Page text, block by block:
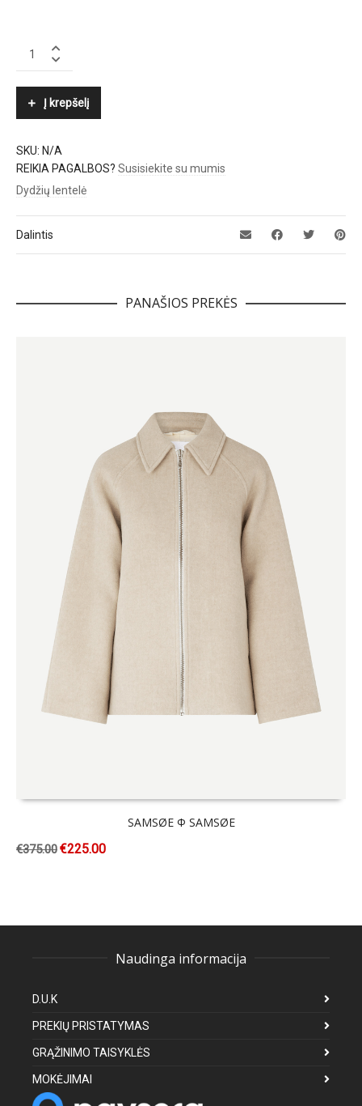
TWINSET
quantity
Į krepšelį
SKU: N/A
REIKIA PAGALBOS? Susisiekite su mumis
Dydžių lentelė
Dalintis
PANAŠIOS PREKĖS
SAMSØE Φ SAMSØE
€375.00€225.00
Naudinga informacija
D.U.K
PREKIŲ PRISTATYMAS
GRĄŽINIMO TAISYKLĖS
MOKĖJIMAI